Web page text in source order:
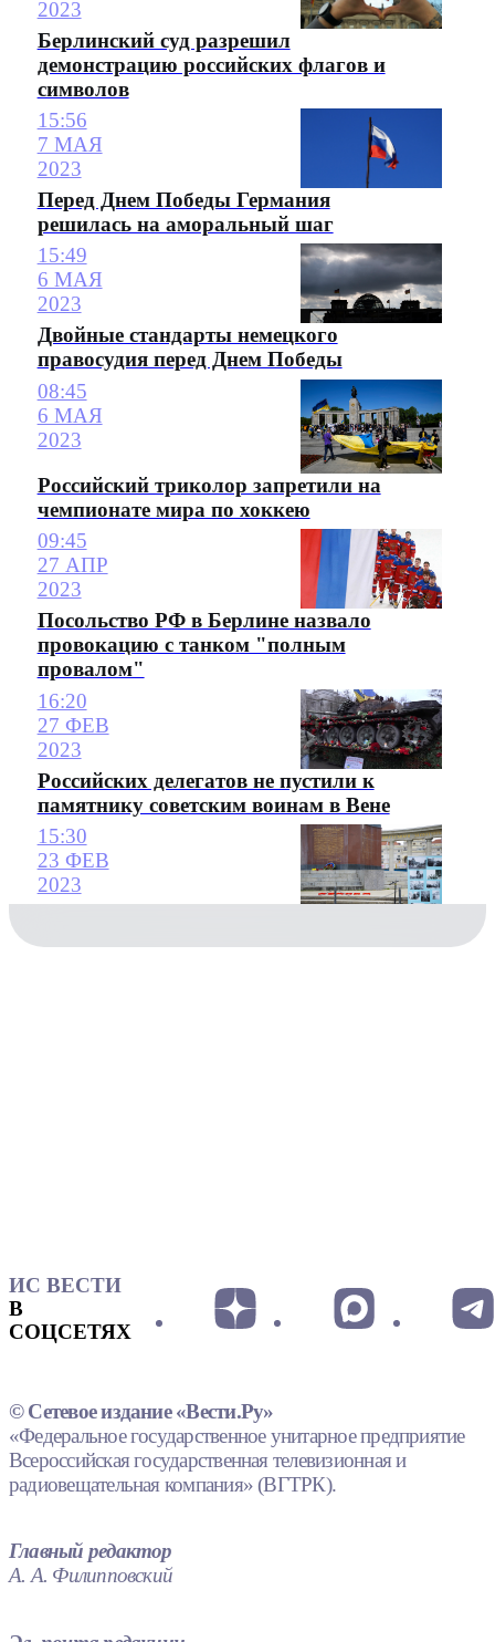
2023
Берлинский суд разрешил
демонстрацию российских флагов и
символов
15:56
7 МАЯ
2023
Перед Днем Победы Германия
решилась на аморальный шаг
15:49
6 МАЯ
2023
Двойные стандарты немецкого
правосудия перед Днем Победы
08:45
6 МАЯ
2023
Российский триколор запретили на
чемпионате мира по хоккею
09:45
27 АПР
2023
Посольство РФ в Берлине назвало
провокацию с танком "полным
провалом"
16:20
27 ФЕВ
2023
Российских делегатов не пустили к
памятнику советским воинам в Вене
15:30
23 ФЕВ
2023
ИС ВЕСТИ
В
СОЦСЕТЯХ
© Сетевое издание «Вести.Ру»
«Федеральное государственное унитарное предприятие
Всероссийская государственная телевизионная и
радиовещательная компания» (ВГТРК).
Главный редактор
А. А. Филипповский